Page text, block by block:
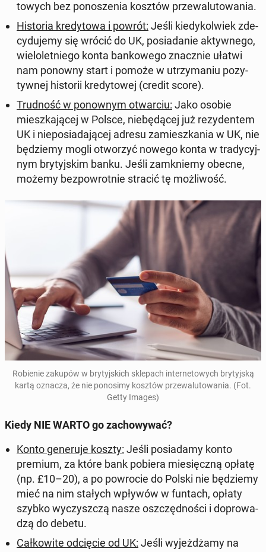
to­wych bez po­no­sze­nia kosztów prze­wa­lu­to­wa­nia.
Hi­sto­ria kre­dy­to­wa i powrót: Jeśli kie­dy­kol­wiek zde­
cy­du­je­my się wrócić do UK, po­sia­da­nie ak­tyw­ne­go,
wie­lo­let­nie­go konta ban­ko­we­go znacz­nie ułatwi
nam ponowny start i pomoże w utrzy­ma­niu po­zy­
tyw­nej hi­sto­rii kre­dy­to­wej (credit score).
Trud­ność w po­now­nym otwar­ciu: Jako osobie
miesz­ka­ją­cej w Polsce, nie­bę­dą­cej już re­zy­den­tem
UK i nie­po­sia­da­ją­cej adresu za­miesz­ka­nia w UK, nie
bę­dzie­my mogli otwo­rzyć nowego konta w tra­dy­cyj­
nym bry­tyj­skim banku. Jeśli za­mknie­my obecne,
możemy bez­pow­rot­nie stracić tę moż­li­wość.
Ro­bie­nie zakupów w bry­tyj­skich skle­pach in­ter­ne­to­wych bry­tyj­ską
kartą oznacza, że nie po­no­si­my kosztów prze­wa­lu­to­wa­nia. (Fot.
Getty Images)
Kiedy NIE WARTO go za­cho­wy­wać?
Konto ge­ne­ru­je koszty: Jeśli po­sia­da­my konto
premium, za które bank pobiera mie­sięcz­ną opłatę
(np. £10–20), a po po­wro­cie do Polski nie bę­dzie­my
mieć na nim stałych wpływów w funtach, opłaty
szybko wy­czysz­czą nasze oszczęd­no­ści i do­pro­wa­
dzą do debetu.
Cał­ko­wi­te od­cię­cie od UK: Jeśli wy­jeż­dża­my na